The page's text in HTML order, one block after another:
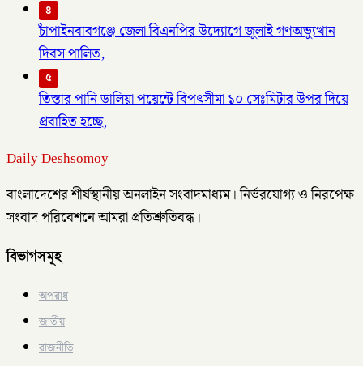
৪
চাঁপাইনবাবগঞ্জে জেলা বিএনপির উদ্যোগে জুলাই গণঅভ্যুত্থান
দিবস পালিত,
৫
তিস্তার পানি ডালিয়া পয়েন্টে বিপৎসীমা ১০ সেঃমিটার উপর দিয়ে
প্রবাহিত হচ্ছে,
Daily Deshsomoy
বাংলাদেশের শীর্ষস্থানীয় অনলাইন সংবাদমাধ্যম। নির্ভরযোগ্য ও নিরপেক্ষ
সংবাদ পরিবেশনে আমরা প্রতিশ্রুতিবদ্ধ।
বিভাগসমূহ
অপরাধ
জাতীয়
রাজনীতি